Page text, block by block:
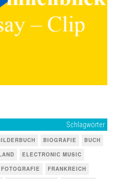
Schlagwörter
BIOGRAFIE
BUCH
ELECTRONIC MUSIC
FOTOGRAFIE
FRANKREICH